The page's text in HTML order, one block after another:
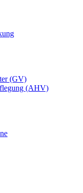
(GV)
(AHV)